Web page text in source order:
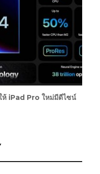
iPad Pro ใหม่มีดีไซน์